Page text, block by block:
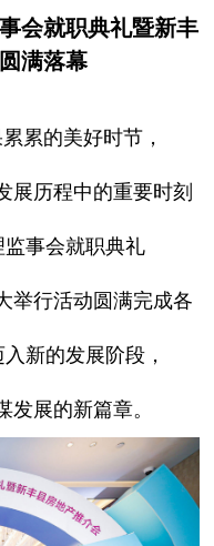
会就职典礼暨新丰
满落幕
累的美好时节，
展历程中的重要时刻
事会就职典礼
举行活动圆满完成各
新的发展阶段，
发展的新篇章。